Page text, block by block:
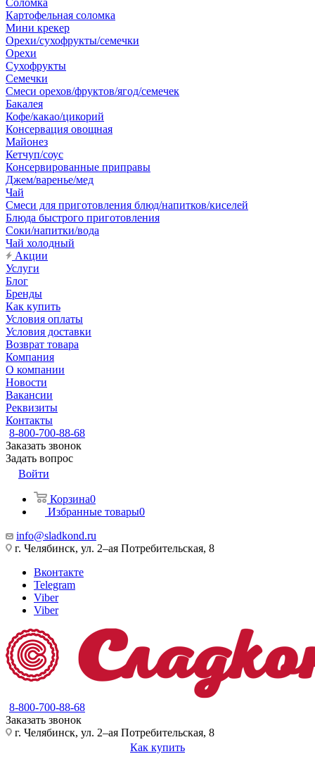
Соломка
Картофельная соломка
Мини крекер
Орехи/сухофрукты/семечки
Орехи
Сухофрукты
Семечки
Смеси орехов/фруктов/ягод/семечек
Бакалея
Кофе/какао/цикорий
Консервация овощная
Майонез
Кетчуп/соус
Консервированные приправы
Джем/варенье/мед
Чай
Смеси для приготовления блюд/напитков/киселей
Блюда быстрого приготовления
Соки/напитки/вода
Чай холодный
Акции
Услуги
Блог
Бренды
Как купить
Условия оплаты
Условия доставки
Возврат товара
Компания
О компании
Новости
Вакансии
Реквизиты
Контакты
8-800-700-88-68
Заказать звонок
Задать вопрос
Войти
Корзина0
Избранные товары0
info@sladkond.ru
г. Челябинск, ул. 2–ая Потребительская, 8
Вконтакте
Telegram
Viber
Viber
8-800-700-88-68
Заказать звонок
г. Челябинск, ул. 2–ая Потребительская, 8
Как купить